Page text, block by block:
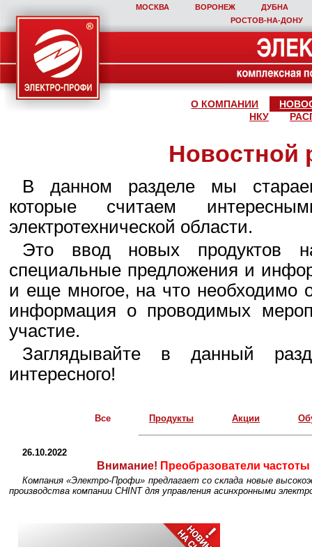
МОСКВА ВОРОНЕЖ
ДУБНА
РОСТОВ‑НА‑ДОНУ
О КОМПАНИИ
НКУ
Новостной
В данном разделе мы
которые считаем
электротехнической области.
Это ввод новых продуктов
специальные предложения и
и еще многое, на что необходимо
информация о проводимых
участие.
Заглядывайте в данный
интересного!
Все Продукты Акции
26.10.2022
Внимание! Преобразователи
Компания «Электро-Профи» предлагает со склада новые
производства компании CHINT для управления асинхронными